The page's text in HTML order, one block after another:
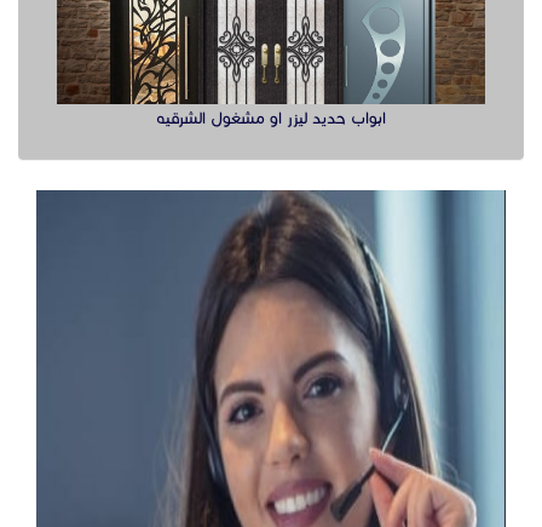
ابواب حديد ليزر او مشغول الشرقيه